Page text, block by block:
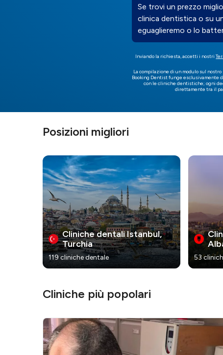
Se trovi un prezzo
clinica dentistica o su
eguaglieremo o lo
Inviando la richiesta, accetti i nostri
La compilazione di un modulo sul
Booking Dentist funge esclusivamente
con le cliniche dentistiche; ogni
direttamente tra il
Posizioni migliori
Cliniche dentali Istanbul,
Turchia
119 cliniche dentale 53
Cliniche più popolari